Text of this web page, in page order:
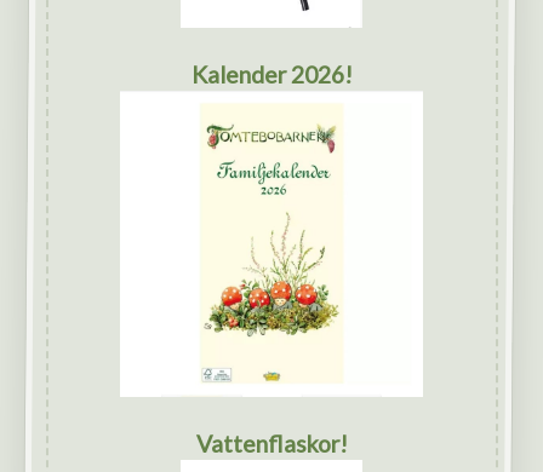
Kalender 2026!
Vattenflaskor!